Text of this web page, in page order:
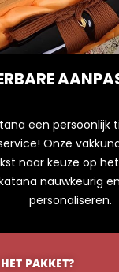
een persoonlijk
Onze
naar keuze op
nauwkeurig
personaliseren.
PAKKET?